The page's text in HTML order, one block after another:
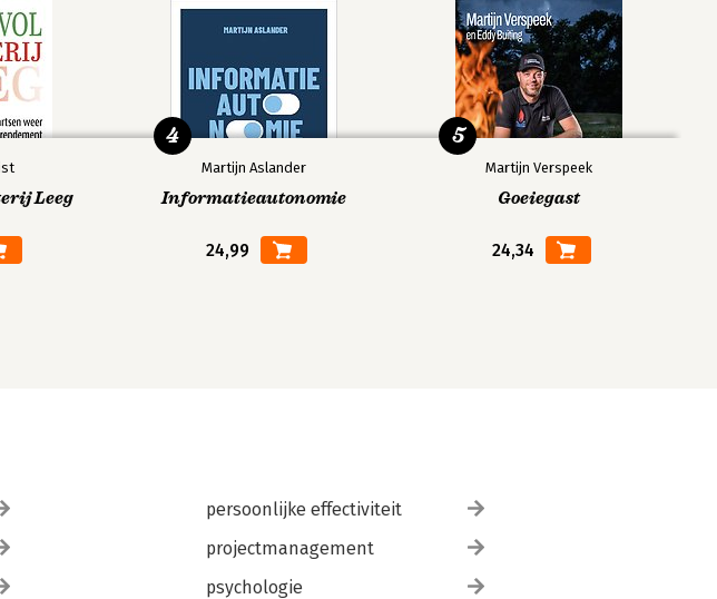
Leeg
Martijn Aslander
Informatieautonomie
24,99
4
Martijn Verspeek
Goeiegast
24,34
5
persoonlijke effectiviteit
projectmanagement
psychologie